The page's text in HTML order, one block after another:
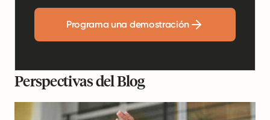
Programa una demostración
Perspectivas del Blog